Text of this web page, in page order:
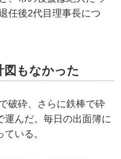
任後2代目理事長につ
図もなかった
破砕、さらに鉄棒で砕
運んだ。毎日の出面簿に
いる。